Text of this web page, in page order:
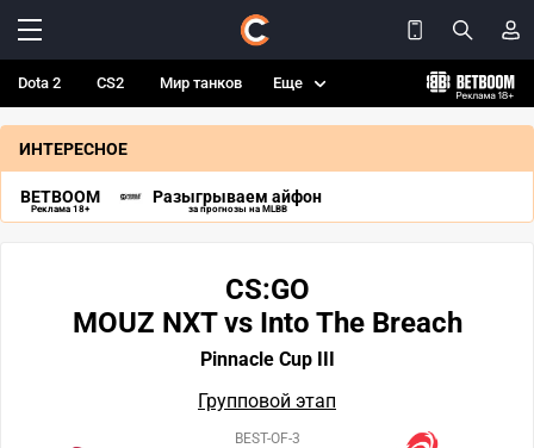
Dota 2 CS2 Мир танков Еще
ИНТЕРЕСНОЕ
BETBOOM
Реклама 18+
Разыгрываем айфон
за прогнозы на MLBB
CS:GO
MOUZ NXT vs Into The Breach
Pinnacle Cup III
Групповой этап
BEST-OF-3